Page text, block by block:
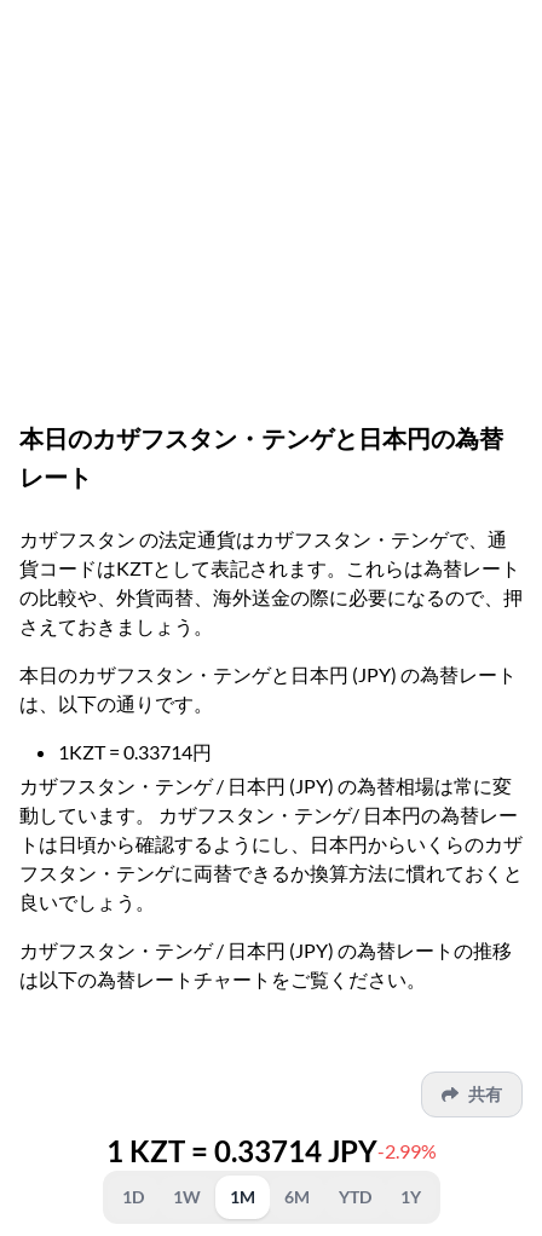
本日のカザフスタン・テンゲと日本円の為替
レート
カザフスタン の法定通貨はカザフスタン・テンゲで、通
貨コードはKZTとして表記されます。これらは為替レート
の比較や、外貨両替、海外送金の際に必要になるので、押
さえておきましょう。
本日のカザフスタン・テンゲと日本円 (JPY) の為替レート
は、以下の通りです。
1KZT = 0.33714円
カザフスタン・テンゲ / 日本円 (JPY) の為替相場は常に変
動しています。 カザフスタン・テンゲ/ 日本円の為替レー
トは日頃から確認するようにし、日本円からいくらのカザ
フスタン・テンゲに両替できるか換算方法に慣れておくと
良いでしょう。
カザフスタン・テンゲ / 日本円 (JPY) の為替レートの推移
は以下の為替レートチャートをご覧ください。
共有
1 KZT = 0.33714 JPY-2.99%
1D 1W 1M 6M YTD 1Y